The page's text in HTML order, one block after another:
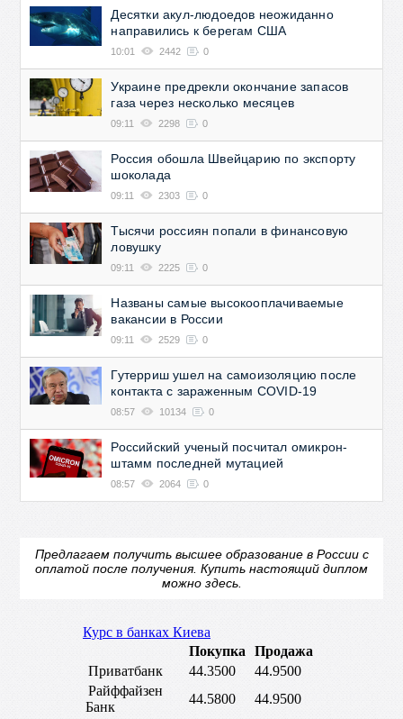
Десятки акул-людоедов неожиданно
направились к берегам США
10:01 2442 0
Украине предрекли окончание запасов
газа через несколько месяцев
09:11 2298 0
Россия обошла Швейцарию по экспорту
шоколада
09:11 2303 0
Тысячи россиян попали в финансовую
ловушку
09:11 2225 0
Названы самые высокооплачиваемые
вакансии в России
09:11 2529 0
Гутерриш ушел на самоизоляцию после
контакта с зараженным COVID-19
08:57 10134 0
Российский ученый посчитал омикрон-
штамм последней мутацией
08:57 2064 0
Предлагаем получить высшее образование в России с
оплатой после получения. Купить настоящий диплом
можно здесь.